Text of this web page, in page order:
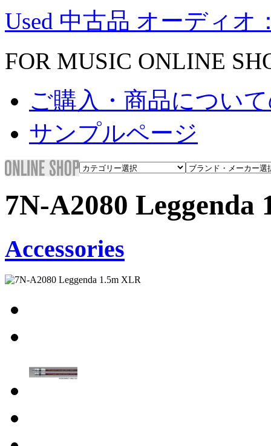
Used 中古品 オーディオ
FOR MUSIC ONLINE
ご購入・商品につい
サンプルページ
7N-A2080 Leggenda
Accessories